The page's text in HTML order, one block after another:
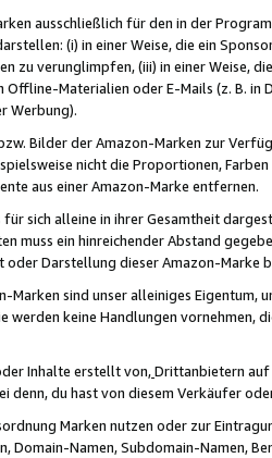
ausschließlich für den in der
(i) in einer Weise, die ein
zu verunglimpfen, (iii) in einer Weise,
Materialien oder E-Mails (z. B. in
Werbung).
Bilder der Amazon-Marken zur
nicht die Proportionen,
aus einer Amazon-Marke entfernen.
für sich alleine in ihrer Gesamtheit
muss ein hinreichender Abstand
oder Darstellung dieser Amazon-Marke
Marken sind unser alleiniges
werden keine Handlungen vornehmen,
Inhalte erstellt von,Drittanbietern auf
denn, du hast von diesem Verkäufer
Marken nutzen oder zur
Domain-Namen, Subdomain-Namen,